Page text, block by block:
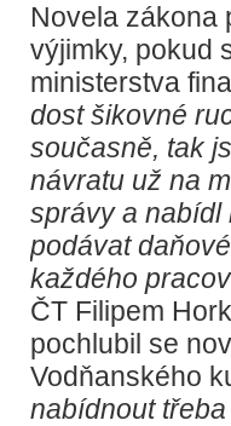
Novela zákona
výjimky, pokud
ministerstva
dost šikovné
současně, tak
návratu už na
správy a nabídl
podávat
každého
ČT Filipem
pochlubil se
Vodňanského
nabídnout